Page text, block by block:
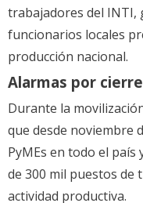
trabajadores del INTI,
funcionarios locales
producción nacional.
Alarmas por
Durante la
que desde noviembre
PyMEs en todo el país
de 300 mil puestos de
actividad productiva.